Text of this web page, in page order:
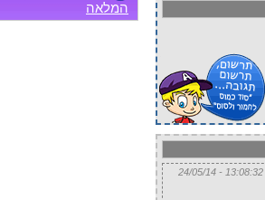
13:08:32 - 24/05/14
המלאה